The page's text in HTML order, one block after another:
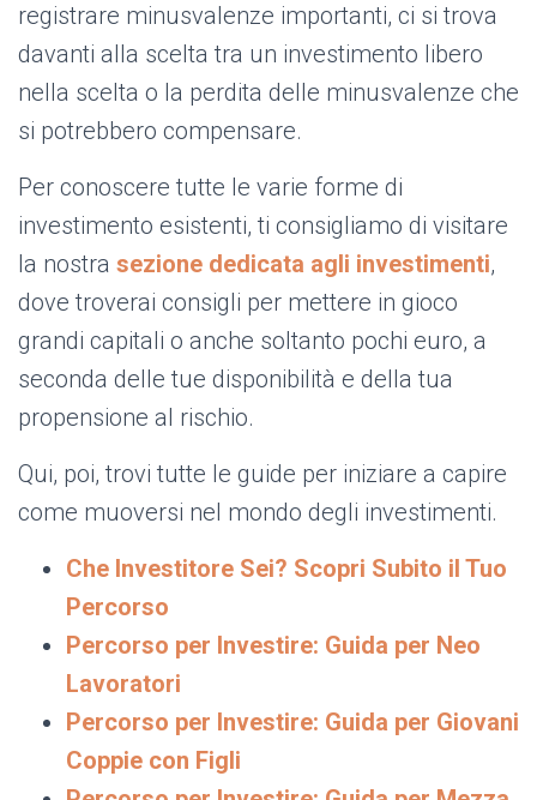
registrare minusvalenze importanti, ci si trova
davanti alla scelta tra un investimento libero
nella scelta o la perdita delle minusvalenze che
si potrebbero compensare.
Per conoscere tutte le varie forme di
investimento esistenti, ti consigliamo di visitare
la nostra sezione dedicata agli investimenti,
dove troverai consigli per mettere in gioco
grandi capitali o anche soltanto pochi euro, a
seconda delle tue disponibilità e della tua
propensione al rischio.
Qui, poi, trovi tutte le guide per iniziare a capire
come muoversi nel mondo degli investimenti.
Che Investitore Sei? Scopri Subito il Tuo
Percorso
Percorso per Investire: Guida per Neo
Lavoratori
Percorso per Investire: Guida per Giovani
Coppie con Figli